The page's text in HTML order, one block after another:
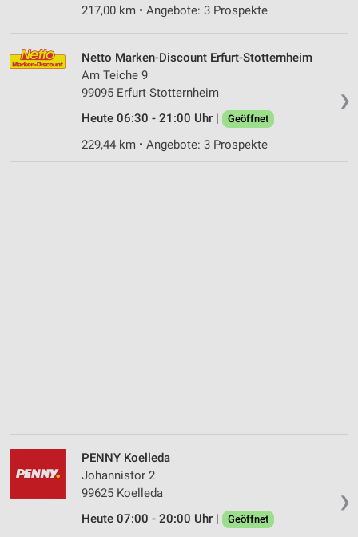
217,00 km • Angebote: 3 Prospekte
❯
Netto Marken-Discount Erfurt-Stotternheim
Am Teiche 9
99095 Erfurt-Stotternheim
Heute 06:30 - 21:00 Uhr |
Geöffnet
229,44 km • Angebote: 3 Prospekte
❯
PENNY Koelleda
Johannistor 2
99625 Koelleda
Heute 07:00 - 20:00 Uhr |
Geöffnet